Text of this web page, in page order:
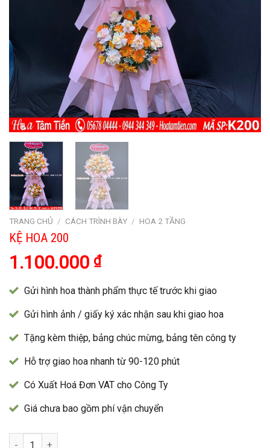
TRANG CHỦ / CÁCH TRÌNH BÀY / HOA 2 TẦNG
KỆ HOA 200
1.100.000 ₫
Gửi hình hoa thành phẩm thực tế trước khi giao
Gửi hình ảnh / giấy ký xác nhận sau khi giao hoa
Tặng kèm thiệp, bảng chúc mừng, bảng tên công ty
Hỗ trợ giao hoa nhanh từ 90-120 phút
Có Xuất Hoá Đơn VAT cho Công Ty
Giá chưa bao gồm phí vận chuyển
Kệ Hoa 200 số lượng